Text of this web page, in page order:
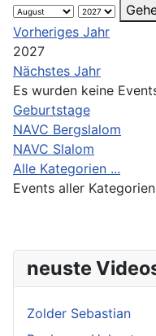
Vorheriges Jahr
2027
Nächstes Jahr
Es wurden keine
Limite der
Geburtstage
NAVC Bergslalom
NAVC Slalom
Alle Kategorien ...
Events aller
neuste
Zolder Sebastian